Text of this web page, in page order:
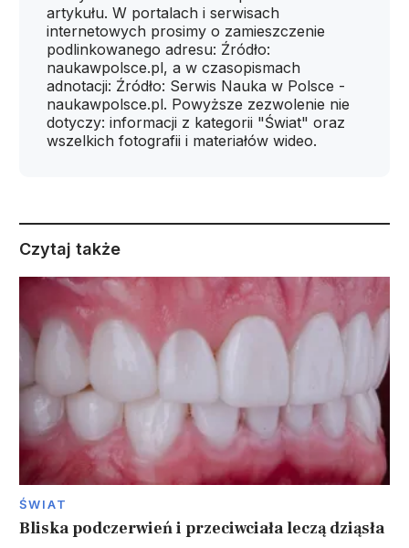
artykułu. W portalach i serwisach
internetowych prosimy o zamieszczenie
podlinkowanego adresu: Źródło:
naukawpolsce.pl, a w czasopismach
adnotacji: Źródło: Serwis Nauka w Polsce -
naukawpolsce.pl. Powyższe zezwolenie nie
dotyczy: informacji z kategorii "Świat" oraz
wszelkich fotografii i materiałów wideo.
Czytaj także
ŚWIAT
Bliska podczerwień i przeciwciała leczą dziąsła